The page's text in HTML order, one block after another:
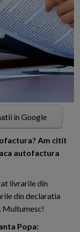
in Google
Am citit
autofactura
livrarile din
din declaratia
Multumesc!
Popa: